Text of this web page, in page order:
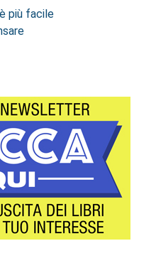
più facile